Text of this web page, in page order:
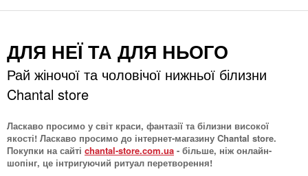
ДЛЯ НЕЇ ТА ДЛЯ НЬОГО
Рай жіночої та чоловічої нижньої білизни
Chantal store
Ласкаво просимо у світ краси, фантазії та білизни високої
якості! Ласкаво просимо до інтернет-магазину Chantal store.
Покупки на сайті chantal-store.com.ua - більше, ніж онлайн-
шопінг, це інтригуючий ритуал перетворення!